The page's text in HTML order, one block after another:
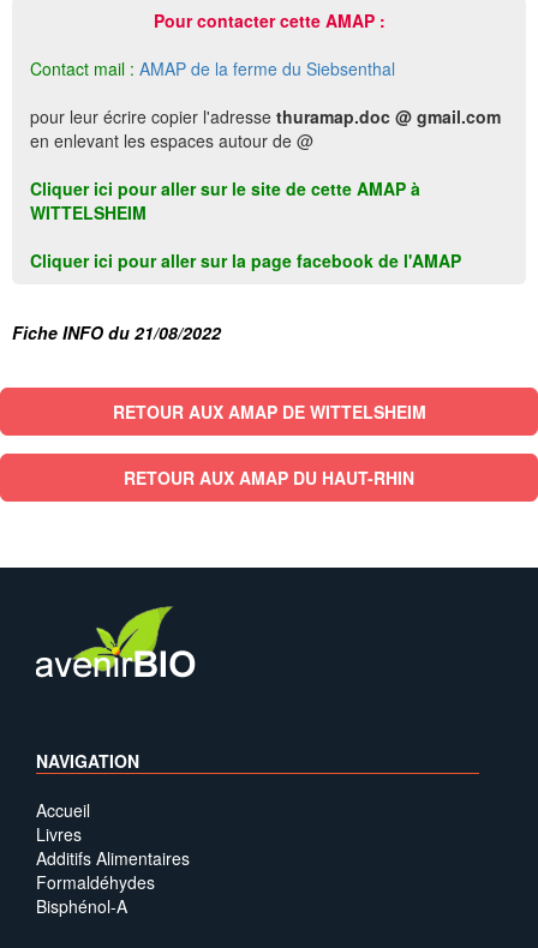
Pour contacter cette AMAP :
Contact mail : AMAP de la ferme du Siebsenthal
pour leur écrire copier l'adresse thuramap.doc @ gmail.com
en enlevant les espaces autour de @
Cliquer ici pour aller sur le site de cette AMAP à
WITTELSHEIM
Cliquer ici pour aller sur la page facebook de l'AMAP
Fiche INFO du 21/08/2022
RETOUR AUX AMAP DE WITTELSHEIM
RETOUR AUX AMAP DU HAUT-RHIN
NAVIGATION
Accueil
Livres
Additifs Alimentaires
Formaldéhydes
Bisphénol-A